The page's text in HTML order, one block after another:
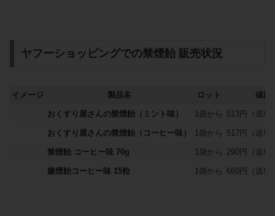
ヤフーショッピングでの禁煙飴 販売状況
イメージ 製品名 ロット 値段
おくすり屋さんの禁煙飴（ミント味） 1袋から 513円（送料
おくすり屋さんの禁煙飴（コーヒー味） 1袋から 517円（送料
禁煙飴 コーヒー味 70g 1袋から 290円（送料
嫌煙飴コーヒー味 15粒 1袋から 660円（送料